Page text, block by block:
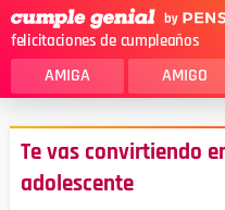
felicitaciones de cumpleaños
AMIGA AMIGO
MAMA
CRISTIANOS
Te vas convirtiendo
adolescente